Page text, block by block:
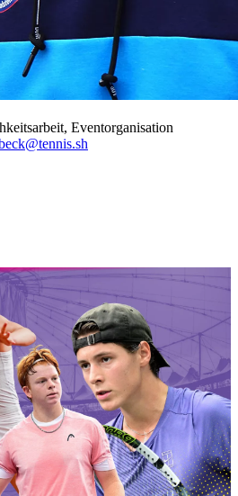
Eventorganisation